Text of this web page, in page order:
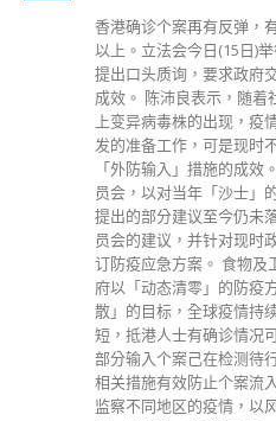
香港确诊个案再有反弹，
以上。立法会今日(15日)
提出口头质询，要求政府
成效。 陈沛良表示，随着
上变异病毒株的出现，疫
发的准备工作，可是现时
「外防输入」措施的成
员会，以对当年「沙士」
提出的部分建议至今仍未
员会的建议，并针对现时
订防疫应急方案。 食物及
府以「动态清零」的防疫
散」的目标，全球疫情持
短，抵港人士有确诊情况
部分输入个案己在检测待
相关措施有效防止个案流
监察不同地区的疫情，以